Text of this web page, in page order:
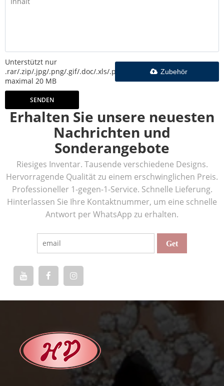
Unterstützt nur
.rar/.zip/.jpg/.png/.gif/.doc/.xls/.pdf,
maximal 20 MB
Zubehör
SENDEN
Erhalten Sie unsere neuesten
Nachrichten und
Sonderangebote
Riesiges Inventar. Tausende verschiedene Designs.
Hervorragende Qualität zu einem erschwinglichen Preis.
Professioneller 1-gegen-1-Service. Schnelle Lieferung.
Hinterlassen Sie Ihre Kontaktnummer, um eine schnelle
Antwort per WhatsApp zu erhalten.